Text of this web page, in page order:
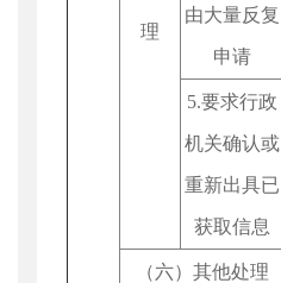
理
由大量反复
申请
5.要求行政
机关确认或
重新出具已
获取信息
（六）其他处理